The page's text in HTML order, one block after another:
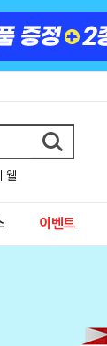
웰
이벤트